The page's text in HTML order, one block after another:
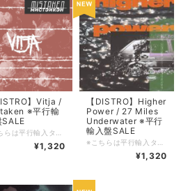
】Vitja /
※平行輸
SALE
¥1,320
【DISTRO】Higher
Power / 27 Miles
Underwater ※平行
輸入盤SALE
¥1,320